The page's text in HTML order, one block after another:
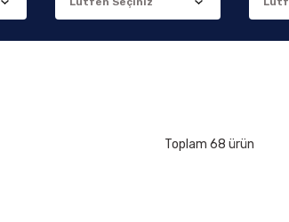
Toplam 68 ürün